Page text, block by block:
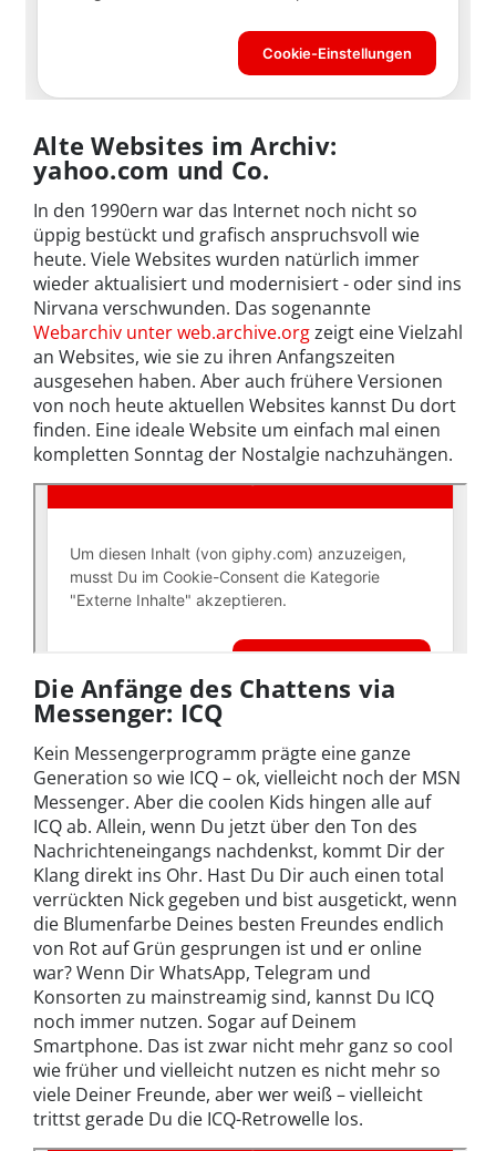
Alte Websites im Archiv:
yahoo.com und Co.
In den 1990ern war das Internet noch nicht so
üppig bestückt und grafisch anspruchsvoll wie
heute. Viele Websites wurden natürlich immer
wieder aktualisiert und modernisiert - oder sind ins
Nirvana verschwunden. Das sogenannte
Webarchiv unter web.archive.orgzeigt eine Vielzahl
an Websites, wie sie zu ihren Anfangszeiten
ausgesehen haben. Aber auch frühere Versionen
von noch heute aktuellen Websites kannst Du dort
finden. Eine ideale Website um einfach mal einen
kompletten Sonntag der Nostalgie nachzuhängen.
Die Anfänge des Chattens via
Messenger: ICQ
Kein Messengerprogramm prägte eine ganze
Generation so wie ICQ – ok, vielleicht noch der MSN
Messenger. Aber die coolen Kids hingen alle auf
ICQ ab. Allein, wenn Du jetzt über den Ton des
Nachrichteneingangs nachdenkst, kommt Dir der
Klang direkt ins Ohr. Hast Du Dir auch einen total
verrückten Nick gegeben und bist ausgetickt, wenn
die Blumenfarbe Deines besten Freundes endlich
von Rot auf Grün gesprungen ist und er online
war? Wenn Dir WhatsApp, Telegram und
Konsorten zu mainstreamig sind, kannst Du ICQ
noch immer nutzen. Sogar auf Deinem
Smartphone. Das ist zwar nicht mehr ganz so cool
wie früher und vielleicht nutzen es nicht mehr so
viele Deiner Freunde, aber wer weiß – vielleicht
trittst gerade Du die ICQ-Retrowelle los.